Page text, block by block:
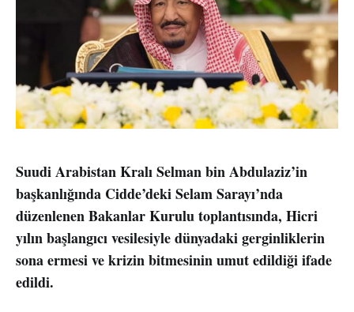
Suudi Arabistan Kralı Selman bin Abdulaziz’in
başkanlığında Cidde’deki Selam Sarayı’nda
düzenlenen Bakanlar Kurulu toplantısında, Hicri
yılın başlangıcı vesilesiyle dünyadaki gerginliklerin
sona ermesi ve krizin bitmesinin umut edildiği ifade
edildi.